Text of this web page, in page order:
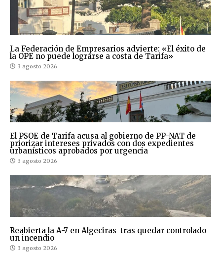
La Federación de Empresarios advierte: «El éxito de
la OPE no puede lograrse a costa de Tarifa»
3 agosto 2026
El PSOE de Tarifa acusa al gobierno de PP-NAT de
priorizar intereses privados con dos expedientes
urbanísticos aprobados por urgencia
3 agosto 2026
Reabierta la A-7 en Algeciras tras quedar controlado
un incendio
3 agosto 2026